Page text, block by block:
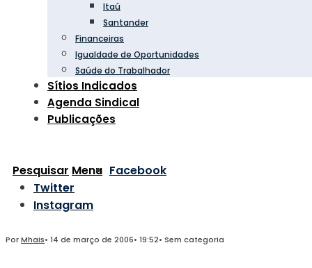
Itaú
Santander
Financeiras
Igualdade de Oportunidades
Saúde do Trabalhador
Sítios Indicados
Agenda Sindical
Publicações
Pesquisar Menu Facebook
Twitter
Instagram
PorMhais• 14 de março de 2006• 19:52• Sem categoria